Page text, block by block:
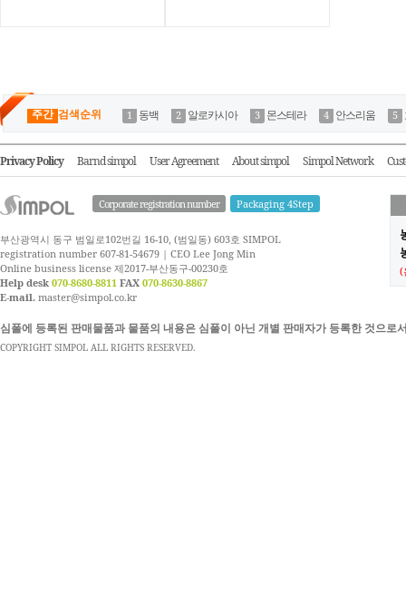
주간 검색순위 동백 알로카시아 몬스테라 안스리움
Privacy Policy Barnd simpol User Agreement About simpol Simpol Network
Corporate registration number Packaging 4Step
부산광역시 동구 범일로102번길 16-10, (범일동) 603호 SIMPOL
registration number 607-81-54679 | CEO Lee Jong Min
Online business license 제2017-부산동구-00230호
Help desk 070-8680-8811 FAX 070-8630-8867
E-mail. master@simpol.co.kr
(
심폴에 등록된 판매물품과 물품의 내용은 심폴이 아닌 개별 판매자가 등록한 것으
COPYRIGHT SIMPOL ALL RIGHTS RESERVED.